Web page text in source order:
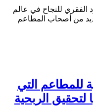
الفقري للنجاح في عالم
من أصحاب المطاعم
للمطاعم التي
الربحية